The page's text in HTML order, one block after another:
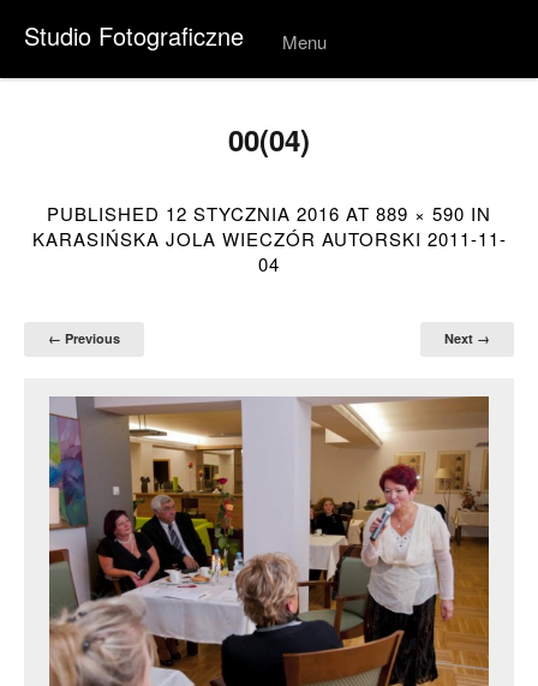
Studio Fotograficzne Menu
Skip to
00(04)
PUBLISHED 12 STYCZNIA 2016 AT 889 × 590 IN
KARASIŃSKA JOLA WIECZÓR AUTORSKI 2011-11-
04
← Previous Next →